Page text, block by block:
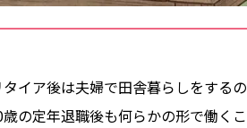
タイア後は夫婦で田舎暮らしをする
の定年退職後も何らかの形で働く